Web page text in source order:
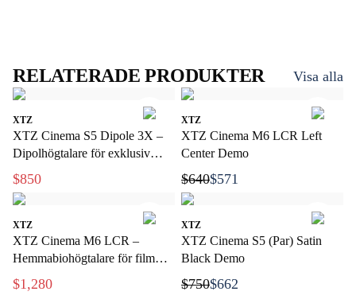
RELATERADE PRODUKTER Visa alla
XTZ
XTZ Cinema S5 Dipole 3X –
Dipolhögtalare för exklusiv
hemmabio
$850
XTZ
XTZ Cinema M6 LCR Left
Center Demo
$640$571
XTZ
XTZ Cinema M6 LCR –
Hemmabiohögtalare för film
och musik
$1,280
XTZ
XTZ Cinema S5 (Par) Satin
Black Demo
$750$662